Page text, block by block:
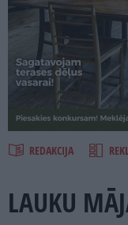
SEARCH
REDAKCIJA
LAUKU